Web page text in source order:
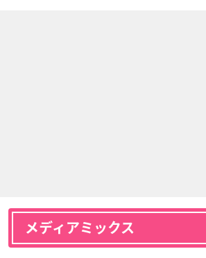
メディアミックス